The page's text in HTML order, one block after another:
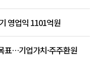
영업익 1101억원
표…기업가치·주주환원